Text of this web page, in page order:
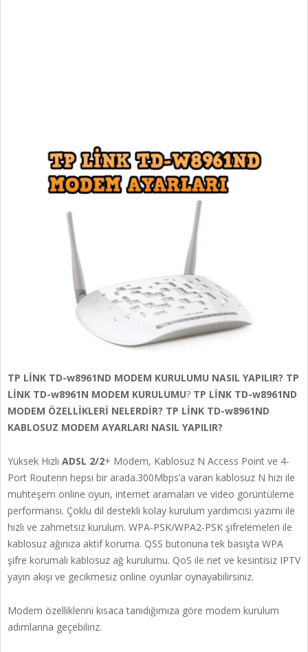
TP LİNK TD-w8961ND MODEM KURULUMU NASIL YAPILIR? TP
LİNK TD-w8961N MODEM KURULUMU? TP LİNK TD-w8961ND
MODEM ÖZELLİKLERİ NELERDİR? TP LİNK TD-w8961ND
KABLOSUZ MODEM AYARLARI NASIL YAPILIR?
Yüksek Hızlı ADSL 2/2+ Modem, Kablosuz N Access Point ve 4-
Port Routerın hepsi bir arada.300Mbps’a varan kablosuz N hızı ile
muhteşem online oyun, internet aramaları ve video görüntüleme
performansı. Çoklu dil destekli kolay kurulum yardımcısı yazımı ile
hızlı ve zahmetsiz kurulum. WPA-PSK/WPA2-PSK şifrelemeleri ile
kablosuz ağınıza aktif koruma. QSS butonuna tek basışta WPA
şifre korumalı kablosuz ağ kurulumu. QoS ile net ve kesintisiz IPTV
yayın akışı ve gecikmesiz online oyunlar oynayabilirsiniz.
Modem özelliklerini kısaca tanıdığımıza göre modem kurulum
adımlarına geçebiliriz.